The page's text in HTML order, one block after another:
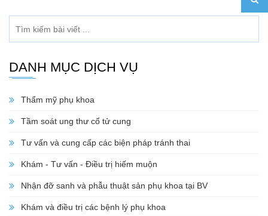
DANH MỤC DỊCH VỤ
Thẩm mỹ phụ khoa
Tầm soát ung thư cổ tử cung
Tư vấn và cung cấp các biện pháp tránh thai
Khám - Tư vấn - Điều trị hiếm muộn
Nhận đỡ sanh và phẫu thuật sản phụ khoa tại BV
Khám và điều trị các bệnh lý phụ khoa